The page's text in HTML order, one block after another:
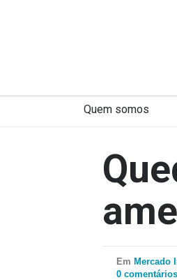
Quem somos
Em Mercado
0 comentários